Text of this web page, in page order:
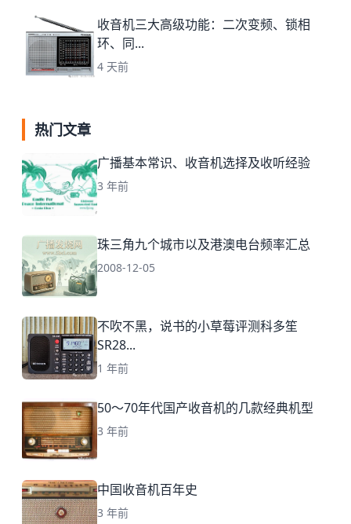
收音机三大高级功能：二次变频、锁相
环、同...
4 天前
热门文章
广播基本常识、收音机选择及收听经验
3 年前
珠三角九个城市以及港澳电台频率汇总
2008-12-05
不吹不黑，说书的小草莓评测科多笙
SR28...
1 年前
50～70年代国产收音机的几款经典机型
3 年前
中国收音机百年史
3 年前